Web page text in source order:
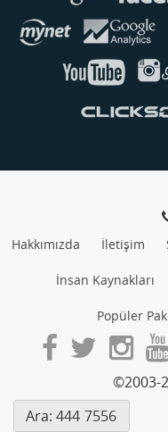
Hakkımızda İletişim
İnsan Kaynakları
Popüler
©2003-
Ara: 444 7556